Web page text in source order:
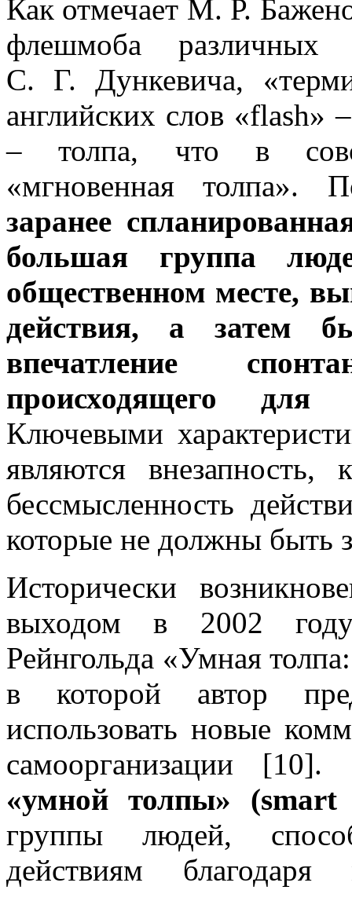
Как отмечает М. Р.
флешмоба
С. Г. Дункевича,
английских слов «flash»
– толпа, что в
«мгновенная толпа».
заранее
большая группа
общественном месте,
действия, а затем
впечатление
происходящего для
Ключевыми
являются внезапность,
бессмысленность
которые не должны быть
Исторически
выходом в 2002 году
Рейнгольда «Умная
в которой автор
использовать новые
самоорганизации
«умной толпы» (smart
группы людей,
действиям